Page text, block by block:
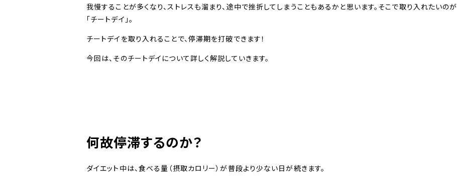
我慢することが多くなり、ストレスも溜まり、途中で挫折してしまうこともあるかと思います。そこで取り入れたいのが
「チートデイ」。
チートデイを取り入れることで、停滞期を打破できます！
今回は、そのチートデイについて詳しく解説していきます。
何故停滞するのか？
ダイエット中は、食べる量（摂取カロリー）が普段より少ない日が続きます。